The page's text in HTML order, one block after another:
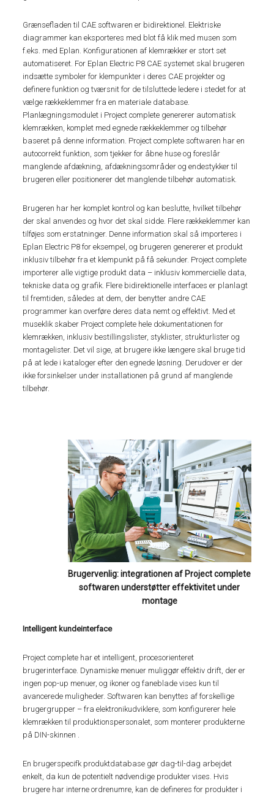
Grænsefladen til CAE softwaren er bidirektionel. Elektriske
diagrammer kan eksporteres med blot få klik med musen som
f.eks. med Eplan. Konfigurationen af klemrækker er stort set
automatiseret. For Eplan Electric P8 CAE systemet skal brugeren
indsætte symboler for klempunkter i deres CAE projekter og
definere funktion og tværsnit for de tilsluttede ledere i stedet for at
vælge rækkeklemmer fra en materiale database.
Planlægningsmodulet i Project complete genererer automatisk
klemrækken, komplet med egnede rækkeklemmer og tilbehør
baseret på denne information. Project complete softwaren har en
autocorrekt funktion, som tjekker for åbne huse og foreslår
manglende afdækning, afdækningsområder og endestykker til
brugeren eller positionerer det manglende tilbehør automatisk.
Brugeren har her komplet kontrol og kan beslutte, hvilket tilbehør
der skal anvendes og hvor det skal sidde. Flere rækkeklemmer kan
tilføjes som erstatninger. Denne information skal så importeres i
Eplan Electric P8 for eksempel, og brugeren genererer et produkt
inklusiv tilbehør fra et klempunkt på få sekunder. Project complete
importerer alle vigtige produkt data – inklusiv kommercielle data,
tekniske data og grafik. Flere bidirektionelle interfaces er planlagt
til fremtiden, således at dem, der benytter andre CAE
programmer kan overføre deres data nemt og effektivt. Med et
museklik skaber Project complete hele dokumentationen for
klemrækken, inklusiv bestillingslister, styklister, strukturlister og
montagelister. Det vil sige, at brugere ikke længere skal bruge tid
på at lede i kataloger efter den egnede løsning. Derudover er der
ikke forsinkelser under installationen på grund af manglende
tilbehør.
Brugervenlig: integrationen af Project complete
softwaren understøtter effektivitet under
montage
Intelligent kundeinterface
Project complete har et intelligent, procesorienteret
brugerinterface. Dynamiske menuer muliggør effektiv drift, der er
ingen pop-up menuer, og ikoner og faneblade vises kun til
avancerede muligheder. Softwaren kan benyttes af forskellige
brugergrupper – fra elektronikudviklere, som konfigurerer hele
klemrækken til produktionspersonalet, som monterer produkterne
på DIN-skinnen .
En brugerspecifk produktdatabase gør dag-til-dag arbejdet
enkelt, da kun de potentielt nødvendige produkter vises. Hvis
brugere har interne ordrenumre, kan de defineres for produkter i